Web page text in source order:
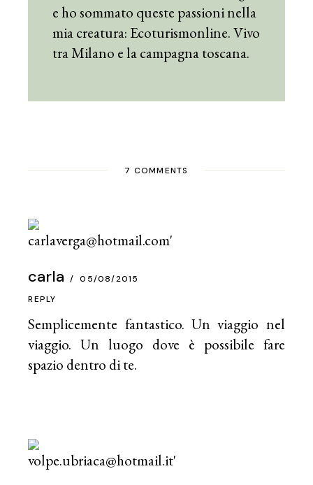
e ho sommato queste passioni nella
mia creatura: Ecoturismonline. Vivo
tra Milano e la campagna toscana.
7 COMMENTS
carla 05/08/2015
Semplicemente fantastico. Un viaggio nel
viaggio. Un luogo dove è possibile fare
spazio dentro di te.
REPLY